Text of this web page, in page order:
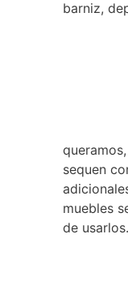
barniz,
sequen
muebles
de usarlos.